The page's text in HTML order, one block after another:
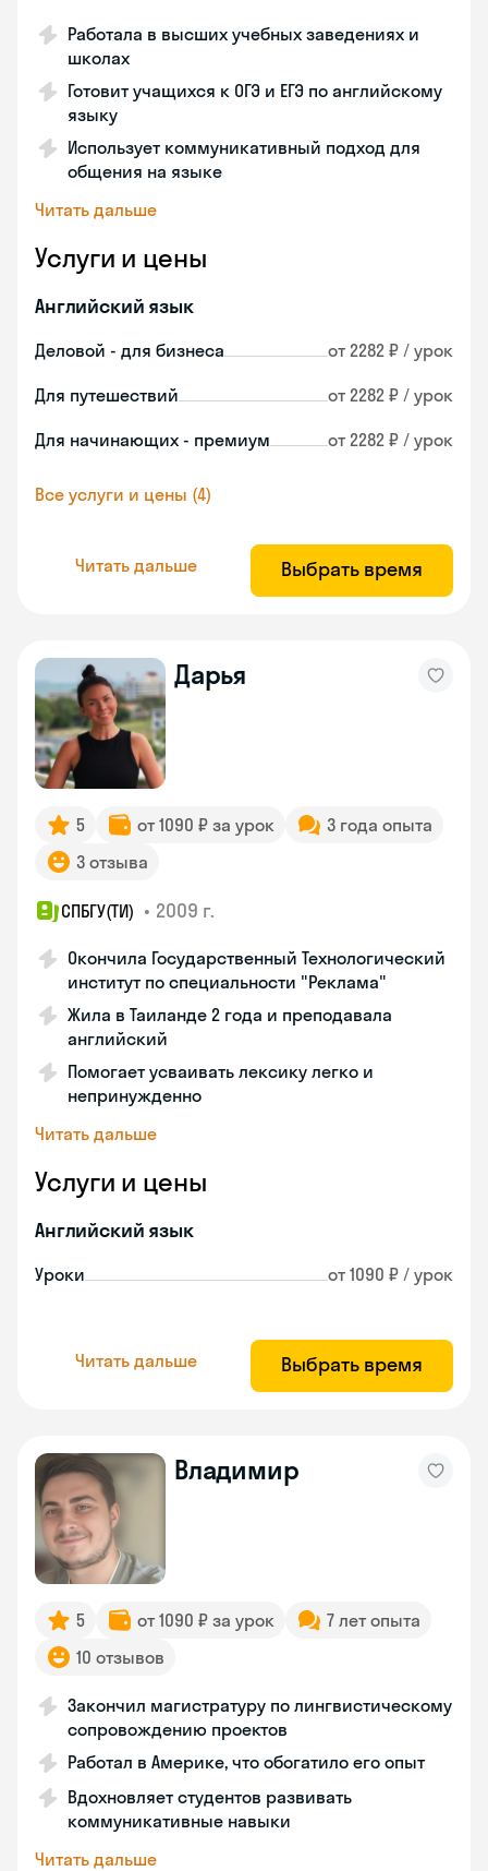
Работала в высших учебных заведениях и
школах
Готовит учащихся к ОГЭ и ЕГЭ по английскому
языку
Использует коммуникативный подход для
общения на языке
Читать дальше
Услуги и цены
Английский язык
Деловой - для бизнеса от 2282 ₽ / урок
Для путешествий от 2282 ₽ / урок
Для начинающих - премиум от 2282 ₽ / урок
Все услуги и цены (4)
Читать дальше Выбрать время
Дарья
5 от 1090 ₽ за урок
3 года опыта
3 отзыва
СПБГУ(ТИ) • 2009 г.
Окончила Государственный Технологический
институт по специальности "Реклама"
Жила в Таиланде 2 года и преподавала
английский
Помогает усваивать лексику легко и
непринужденно
Читать дальше
Услуги и цены
Английский язык
Уроки от 1090 ₽ / урок
Читать дальше Выбрать время
Владимир
5 от 1090 ₽ за урок
7 лет опыта
10 отзывов
Закончил магистратуру по лингвистическому
сопровождению проектов
Работал в Америке, что обогатило его опыт
Вдохновляет студентов развивать
коммуникативные навыки
Читать дальше